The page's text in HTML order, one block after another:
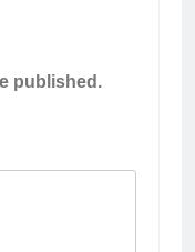
published.